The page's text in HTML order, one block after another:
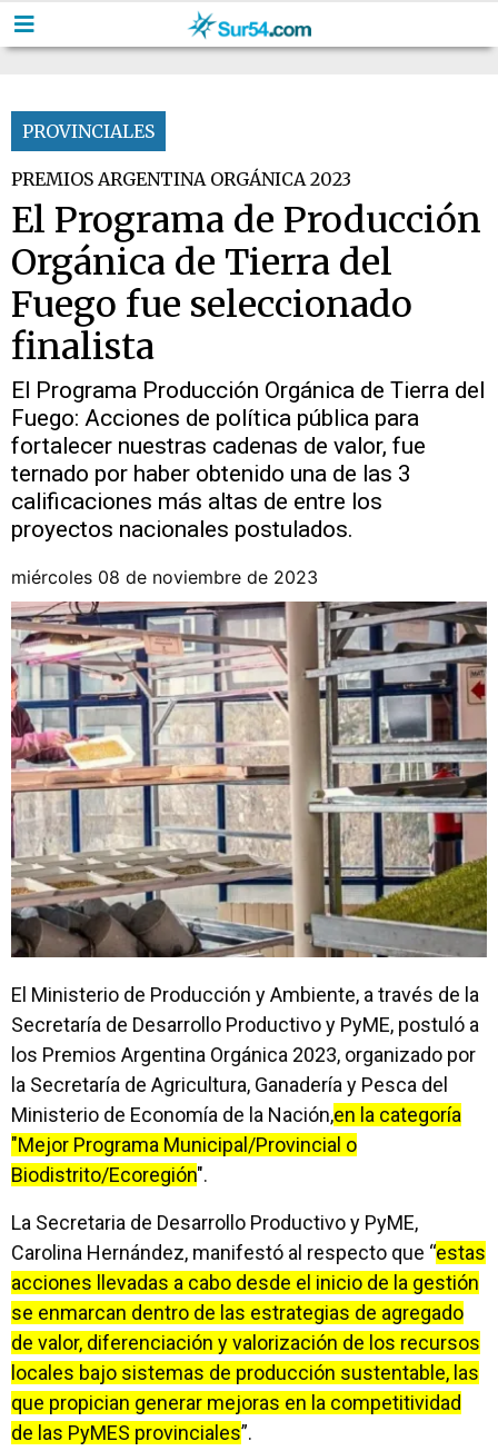
PROVINCIALES
PREMIOS ARGENTINA ORGÁNICA 2023
El Programa de Producción
Orgánica de Tierra del
Fuego fue seleccionado
finalista
El Programa Producción Orgánica de Tierra del
Fuego: Acciones de política pública para
fortalecer nuestras cadenas de valor, fue
ternado por haber obtenido una de las 3
calificaciones más altas de entre los
proyectos nacionales postulados.
miércoles 08 de noviembre de 2023
El Ministerio de Producción y Ambiente, a través de la
Secretaría de Desarrollo Productivo y PyME, postuló a
los Premios Argentina Orgánica 2023, organizado por
la Secretaría de Agricultura, Ganadería y Pesca del
Ministerio de Economía de la Nación,en la categoría
"Mejor Programa Municipal/Provincial o
Biodistrito/Ecoregión".
La Secretaria de Desarrollo Productivo y PyME,
Carolina Hernández, manifestó al respecto que “estas
acciones llevadas a cabo desde el inicio de la gestión
se enmarcan dentro de las estrategias de agregado
de valor, diferenciación y valorización de los recursos
locales bajo sistemas de producción sustentable, las
que propician generar mejoras en la competitividad
de las PyMES provinciales”.